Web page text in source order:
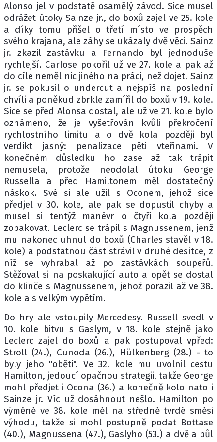
Alonso jel v podstatě osamělý závod. Sice musel
odrážet útoky Sainze jr., do boxů zajel ve 25. kole
a díky tomu přišel o třetí místo ve prospěch
svého krajana, ale záhy se ukázaly dvě věci. Sainz
jr. zkazil zastávku a Fernando byl jednoduše
rychlejší. Carlose pokořil už ve 27. kole a pak až
do cíle neměl nic jiného na práci, než dojet. Sainz
jr. se pokusil o undercut a nejspíš na poslední
chvíli a poněkud zbrkle zamířil do boxů v 19. kole.
Sice se před Alonsa dostal, ale už ve 21. kole bylo
oznámeno, že je vyšetřován kvůli překročení
rychlostního limitu a o dvě kola později byl
verdikt jasný: penalizace pěti vteřinami. V
konečném důsledku ho zase až tak trápit
nemusela, protože neodolal útoku George
Russella a před Hamiltonem měl dostatečný
náskok. Své si ale užil s Oconem, jehož sice
předjel v 30. kole, ale pak se dopustil chyby a
musel si tentýž manévr o čtyři kola později
zopakovat. Leclerc se trápil s Magnussenem, jenž
mu nakonec uhnul do boxů (Charles stavěl v 18.
kole) a podstatnou část strávil v druhé desítce, z
níž se vyhrabal až po zastávkách soupeřů.
Stěžoval si na poskakující auto a opět se dostal
do klinče s Magnussenem, jehož porazil až ve 38.
kole a s velkým vypětím.
Do hry ale vstoupily Mercedesy. Russell svedl v
10. kole bitvu s Gaslym, v 18. kole stejně jako
Leclerc zajel do boxů a pak postupoval vpřed:
Stroll (24.), Cunoda (26.), Hülkenberg (28.) - to
byly jeho "oběti". Ve 32. kole mu uvolnil cestu
Hamilton, jedoucí opačnou strategii, takže George
mohl předjet i Ocona (36.) a konečně kolo nato i
Sainze jr. Víc už dosáhnout nešlo. Hamilton po
výměně ve 38. kole měl na středně tvrdé směsi
výhodu, takže si mohl postupně podat Bottase
(40.), Magnussena (47.), Gaslyho (53.) a dvě a půl